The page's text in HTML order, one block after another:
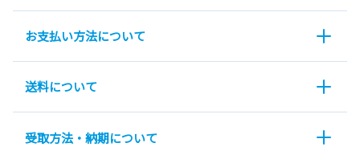
お支払い方法について
送料について
受取方法・納期について